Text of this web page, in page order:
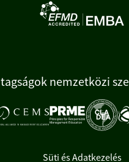
nemzetközi
Süti és Adatkezelés